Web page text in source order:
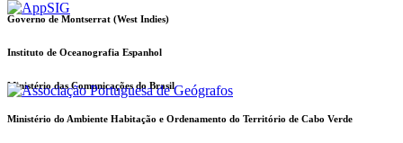
Governo de Montserrat (West Indies)
Instituto de Oceanografia Espanhol
Ministério das Comunicações do Brasil
Ministério do Ambiente Habitação e Ordenamento do Território de Cabo Verde